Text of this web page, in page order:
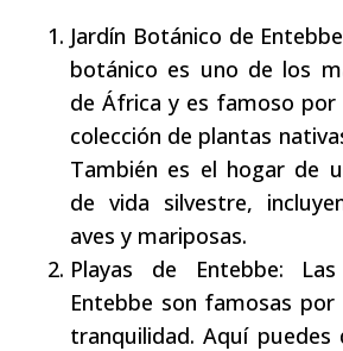
Jardín Botánico de
botánico es uno de los
de África y es famoso por
colección de plantas
También es el hogar de
de vida silvestre,
aves y mariposas.
Playas de Entebbe:
Entebbe son famosas por
tranquilidad. Aquí